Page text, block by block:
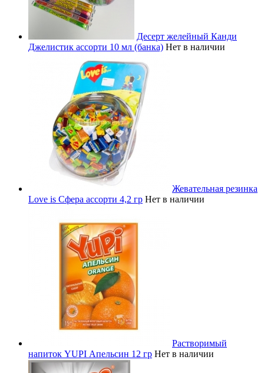
Десерт желейный Канди
Джелистик ассорти 10 мл (банка) Нет в наличии
Жевательная резинка
Love is Сфера ассорти 4,2 гр Нет в наличии
Растворимый
напиток YUPI Апельсин 12 гр Нет в наличии